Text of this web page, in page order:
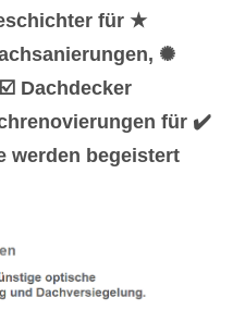
für ★
✺
Dachdecker
für ✔️
werden begeistert